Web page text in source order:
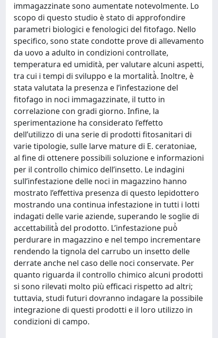
immagazzinate sono aumentate notevolmente. Lo
scopo di questo studio è stato di approfondire
parametri biologici e fenologici del fitofago. Nello
specifico, sono state condotte prove di allevamento
da uovo a adulto in condizioni controllate,
temperatura ed umidità, per valutare alcuni aspetti,
tra cui i tempi di sviluppo e la mortalità̀. Inoltre, è
stata valutata la presenza e l’infestazione del
fitofago in noci immagazzinate, il tutto in
correlazione con gradi giorno. Infine, la
sperimentazione ha considerato l’effetto
dell’utilizzo di una serie di prodotti fitosanitari di
varie tipologie, sulle larve mature di E. ceratoniae,
al fine di ottenere possibili soluzione e informazioni
per il controllo chimico dell’insetto. Le indagini
sull’infestazione delle noci in magazzino hanno
mostrato l’effettiva presenza di questo lepidottero
mostrando una continua infestazione in tutti i lotti
indagati delle varie aziende, superando le soglie di
accettabilità̀ del prodotto. L’infestazione può̀
perdurare in magazzino e nel tempo incrementare
rendendo la tignola del carrubo un insetto delle
derrate anche nel caso delle noci conservate. Per
quanto riguarda il controllo chimico alcuni prodotti
si sono rilevati molto più efficaci rispetto ad altri;
tuttavia, studi futuri dovranno indagare la possibile
integrazione di questi prodotti e il loro utilizzo in
condizioni di campo.